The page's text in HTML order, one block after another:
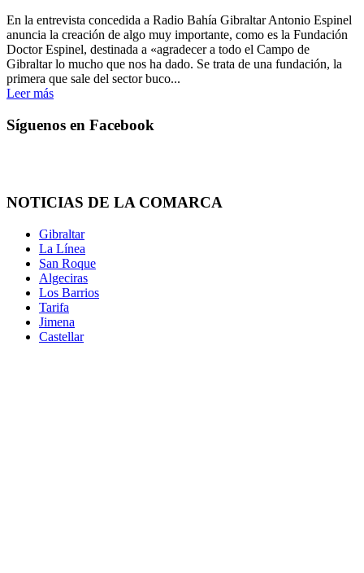
En la entrevista concedida a Radio Bahía Gibraltar Antonio Espinel
anuncia la creación de algo muy importante, como es la Fundación
Doctor Espinel, destinada a «agradecer a todo el Campo de
Gibraltar lo mucho que nos ha dado. Se trata de una fundación, la
primera que sale del sector buco...
Leer más
Síguenos en Facebook
NOTICIAS DE LA COMARCA
Gibraltar
La Línea
San Roque
Algeciras
Los Barrios
Tarifa
Jimena
Castellar